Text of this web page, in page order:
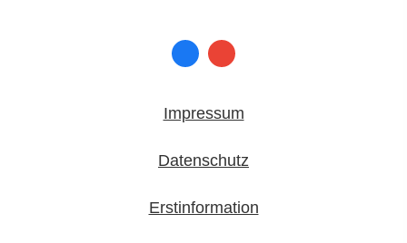
Impressum
Datenschutz
Erstinformation